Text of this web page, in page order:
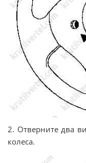
2. Отверните два
колеса.